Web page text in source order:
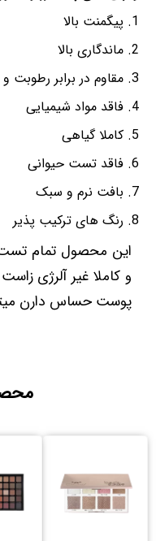
پیگمنت بالا
ماندگاری بالا
مقاوم در برابر رطوبت
فاقد مواد شیمیایی
کاملا گیاهی
فاقد تست حیوانی
بافت نرم و سبک
رنگ های ترکیب پذیر
این محصول تمام
و کاملا غیر آلرژی
پوست حساس دارن